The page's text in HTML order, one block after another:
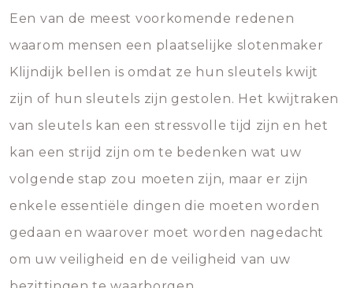
Een van de meest voorkomende redenen
waarom mensen een plaatselijke slotenmaker
Klijndijk bellen is omdat ze hun sleutels kwijt
zijn of hun sleutels zijn gestolen. Het kwijtraken
van sleutels kan een stressvolle tijd zijn en het
kan een strijd zijn om te bedenken wat uw
volgende stap zou moeten zijn, maar er zijn
enkele essentiële dingen die moeten worden
gedaan en waarover moet worden nagedacht
om uw veiligheid en de veiligheid van uw